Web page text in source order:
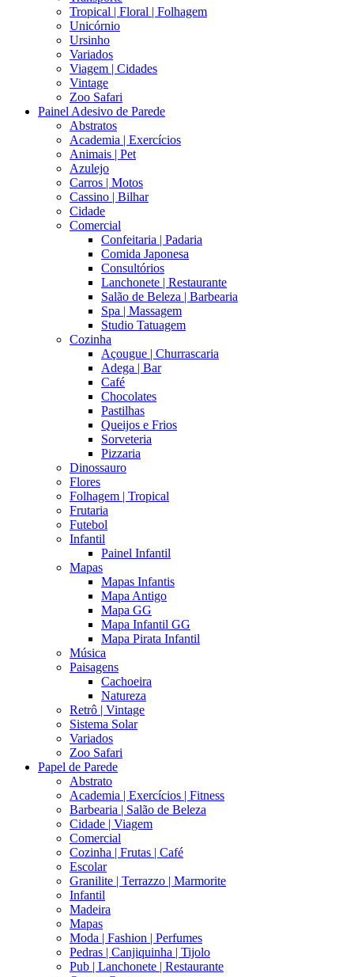
Tropical | Floral | Folhagem
Unicórnio
Ursinho
Variados
Viagem | Cidades
Vintage
Zoo Safari
Painel Adesivo de Parede
Abstratos
Academia | Exercícios
Animais | Pet
Azulejo
Carros | Motos
Cassino | Bilhar
Cidade
Comercial
Confeitaria | Padaria
Comida Japonesa
Consultórios
Lanchonete | Restaurante
Salão de Beleza | Barbearia
Spa | Massagem
Studio Tatuagem
Cozinha
Açougue | Churrascaria
Adega | Bar
Café
Chocolates
Pastilhas
Queijos e Frios
Sorveteria
Pizzaria
Dinossauro
Flores
Folhagem | Tropical
Frutaria
Futebol
Infantil
Painel Infantil
Mapas
Mapas Infantis
Mapa Antigo
Mapa GG
Mapa Infantil GG
Mapa Pirata Infantil
Música
Paisagens
Cachoeira
Natureza
Retrô | Vintage
Sistema Solar
Variados
Zoo Safari
Papel de Parede
Abstrato
Academia | Exercícios | Fitness
Barbearia | Salão de Beleza
Cidade | Viagem
Comercial
Cozinha | Frutas | Café
Escolar
Granilite | Terrazzo | Marmorite
Infantil
Madeira
Mapas
Moda | Fashion | Perfumes
Pedras | Canjiquinha | Tijolo
Pub | Lanchonete | Restaurante